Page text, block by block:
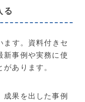
る
ます。資料付きセ
新事例や実務に使
あります。
成果を出した事例